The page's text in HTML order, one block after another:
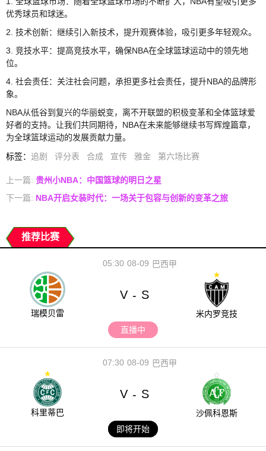
优秀球员和球迷。
2. 技术创新：继续引入新技术，提升观赛体验，吸引更多年轻观众。
3. 竞技水平：提高竞技水平，确保NBA在全球篮球运动中的领先地
位。
4. 社会责任：关注社会问题，承担更多社会责任，提升NBA的品牌形
象。
NBA从低谷到复兴的华丽蜕变，离不开联盟的积极变革和全体篮球爱
好者的支持。让我们共同期待，NBA在未来能够继续书写辉煌篇章，
为全球篮球运动的发展贡献力量。
标签： 追剧 评分表 合成 宣传 雅金 第六场比赛
上一篇: 贵州小NBA：中国篮球的明日之星
下一篇: NBA开启女装时代：一场关于包容与创新的变革之旅
推荐比赛
08-09
05:30 巴西甲
瑞模贝雷
V - S
米内罗竞技
直播中
08-09
07:30 巴西甲
科里蒂巴
V - S
沙佩科恩斯
即将开始